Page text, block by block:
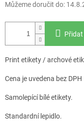
Můžeme doručit do:
Print etikety / archové
Cena je uvedena bez DPH
Samolepící bílé etikety.
Standardní lepidlo.